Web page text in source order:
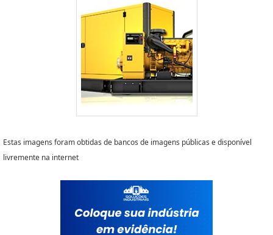
Estas imagens foram obtidas de bancos de imagens públicas e disponível
livremente na internet